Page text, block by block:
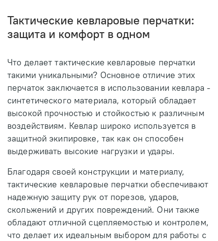
Тактические кевларовые перчатки:
защита и комфорт в одном
Что делает тактические кевларовые перчатки
такими уникальными? Основное отличие этих
перчаток заключается в использовании кевлара -
синтетического материала, который обладает
высокой прочностью и стойкостью к различным
воздействиям. Кевлар широко используется в
защитной экипировке, так как он способен
выдерживать высокие нагрузки и удары.
Благодаря своей конструкции и материалу,
тактические кевларовые перчатки обеспечивают
надежную защиту рук от порезов, ударов,
скольжений и других повреждений. Они также
обладают отличной сцепляемостью и контролем,
что делает их идеальным выбором для работы с